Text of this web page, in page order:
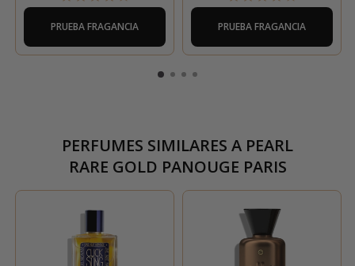
PRUEBA FRAGANCIA PRUEBA FRAGANCIA
PERFUMES SIMILARES A PEARL
RARE GOLD PANOUGE PARIS